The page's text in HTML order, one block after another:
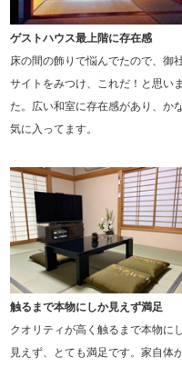
ゲストハウス最上階に存在感
床の間の飾りで悩んでたので、御
サイトをみつけ、これだ！と思い
た。広い和室に存在感があり、か
気に入ってます。
触るまで本物にしか見えず満足
クオリティが高く触るまで本物に
見えず、とても満足です。家自体